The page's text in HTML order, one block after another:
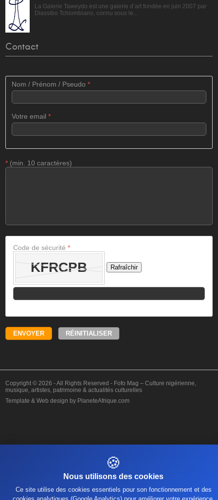
🍪
Nous utilisons des cookies
Ce site utilise des cookies essentiels pour son fonctionnement et des
La Galerie Taweydo est une galerie d’art fondée en juin 2007 par
Diassibo Tchiombiano, connu sous le...
Contact
Nom / Prénom / Pseudo*
Votre email*
* (min. 10 caractères)
Code de sécurité*
Rafraîchir
Copyright © 2026 - All Rights Reserved - Fofo Mag – Culture nigérienne,
musique, artistes, patrimoine & actualités culturelles
Template & Web design by PlaneteAfrique.com